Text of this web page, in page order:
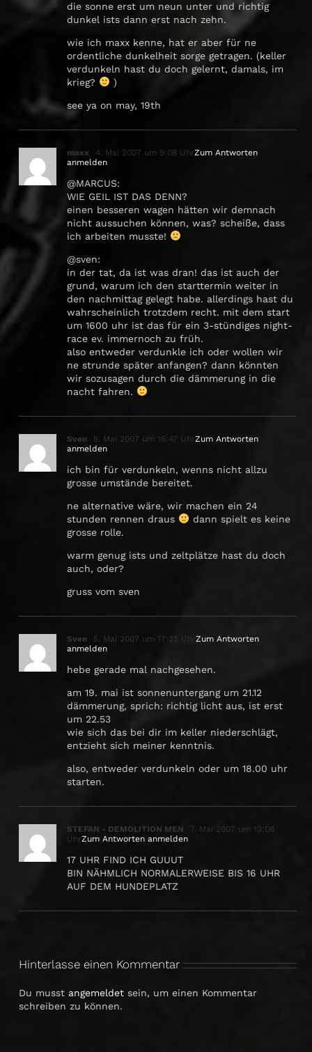
die sonne erst um neun unter und richtig
dunkel ists dann erst nach zehn.
wie ich maxx kenne, hat er aber für ne
ordentliche dunkelheit sorge getragen. (keller
verdunkeln hast du doch gelernt, damals, im
krieg?
)
see ya on may, 19th
maxx 4. Mai 2007 um 9:08 UhrZum Antworten
anmelden
@MARCUS:
WIE GEIL IST DAS DENN?
einen besseren wagen hätten wir demnach
nicht aussuchen können, was? scheiße, dass
ich arbeiten musste!
@sven:
in der tat, da ist was dran! das ist auch der
grund, warum ich den starttermin weiter in
den nachmittag gelegt habe. allerdings hast du
wahrscheinlich trotzdem recht. mit dem start
um 1600 uhr ist das für ein 3-stündiges night-
race ev. immernoch zu früh.
also entweder verdunkle ich oder wollen wir
ne strunde später anfangen? dann könnten
wir sozusagen durch die dämmerung in die
nacht fahren.
Sven 5. Mai 2007 um 16:47 UhrZum Antworten
anmelden
ich bin für verdunkeln, wenns nicht allzu
grosse umstände bereitet.
ne alternative wäre, wir machen ein 24
stunden rennen draus
dann spielt es keine
grosse rolle.
warm genug ists und zeltplätze hast du doch
auch, oder?
gruss vom sven
Sven 5. Mai 2007 um 17:25 UhrZum Antworten
anmelden
hebe gerade mal nachgesehen.
am 19. mai ist sonnenuntergang um 21.12
dämmerung, sprich: richtig licht aus, ist erst
um 22.53
wie sich das bei dir im keller niederschlägt,
entzieht sich meiner kenntnis.
also, entweder verdunkeln oder um 18.00 uhr
starten.
STEFAN - DEMOLITION MEN
7. Mai 2007 um 13:08
UhrZum Antworten anmelden
17 UHR FIND ICH GUUUT
BIN NÄHMLICH NORMALERWEISE BIS 16 UHR
AUF DEM HUNDEPLATZ
Hinterlasse einen Kommentar
Du musst angemeldet sein, um einen Kommentar
schreiben zu können.